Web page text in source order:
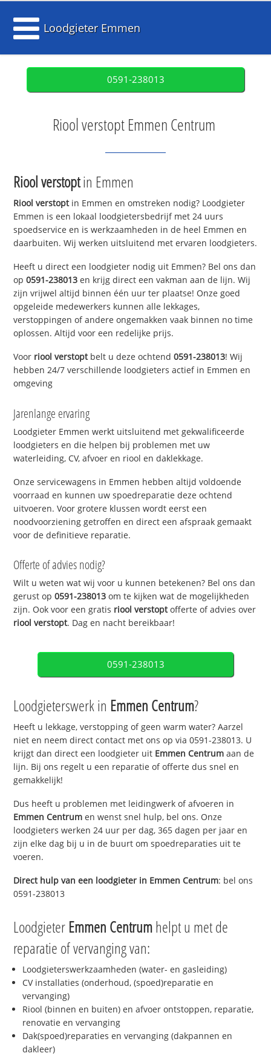
Loodgieter Emmen
0591-238013
Riool verstopt Emmen Centrum
Riool verstoptin Emmen
Riool verstoptin Emmen en omstreken nodig? Loodgieter
Emmen is een lokaal loodgietersbedrijf met 24 uurs
spoedservice en is werkzaamheden in de heel Emmen en
daarbuiten. Wij werken uitsluitend met ervaren loodgieters.
Heeft u direct een loodgieter nodig uit Emmen? Bel ons dan
op0591-238013 en krijg direct een vakman aan de lijn. Wij
zijn vrijwel altijd binnen één uur ter plaatse! Onze goed
opgeleide medewerkers kunnen alle lekkages,
verstoppingen of andere ongemakken vaak binnen no time
oplossen. Altijd voor een redelijke prijs.
Voor riool verstoptbelt u deze ochtend0591-238013! Wij
hebben 24/7 verschillende loodgieters actief in Emmen en
omgeving
Jarenlange ervaring
Loodgieter Emmen werkt uitsluitend met gekwalificeerde
loodgieters en die helpen bij problemen met uw
waterleiding, CV, afvoer en riool en daklekkage.
Onze servicewagens in Emmen hebben altijd voldoende
voorraad en kunnen uw spoedreparatie deze ochtend
uitvoeren. Voor grotere klussen wordt eerst een
noodvoorziening getroffen en direct een afspraak gemaakt
voor de definitieve reparatie.
Offerte of advies nodig?
Wilt u weten wat wij voor u kunnen betekenen? Bel ons dan
gerust op0591-238013 om te kijken wat de mogelijkheden
zijn. Ook voor een gratis riool verstoptofferte of advies over
riool verstopt. Dag en nacht bereikbaar!
0591-238013
Loodgieterswerk in Emmen Centrum?
Heeft u lekkage, verstopping of geen warm water? Aarzel
niet en neem direct contact met ons op via 0591-238013. U
krijgt dan direct een loodgieter uit Emmen Centrum aan de
lijn. Bij ons regelt u een reparatie of offerte dus snel en
gemakkelijk!
Dus heeft u problemen met leidingwerk of afvoeren in
Emmen Centrum en wenst snel hulp, bel ons. Onze
loodgieters werken 24 uur per dag, 365 dagen per jaar en
zijn elke dag bij u in de buurt om spoedreparaties uit te
voeren.
Direct hulp van een loodgieter in Emmen Centrum: bel ons
0591-238013
Loodgieter Emmen Centrumhelpt u met de
reparatie of vervanging van:
Loodgieterswerkzaamheden (water- en gasleiding)
CV installaties (onderhoud, (spoed)reparatie en
vervanging)
Riool (binnen en buiten) en afvoer ontstoppen, reparatie,
renovatie en vervanging
Dak(spoed)reparaties en vervanging (dakpannen en
dakleer)